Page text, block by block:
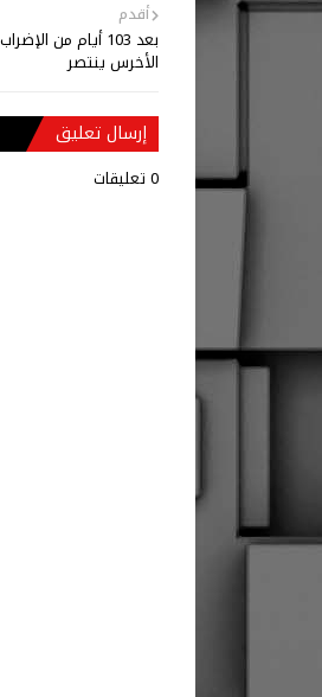
أقدم
بعد 103 أيام من
الأخرس ينتصر
إرسال تعليق
0 تعليقات